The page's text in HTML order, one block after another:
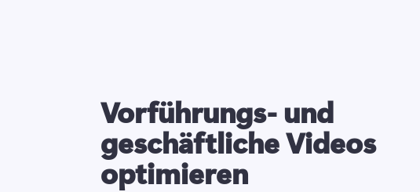
Vorführungs- und
geschäftliche Videos
optimieren